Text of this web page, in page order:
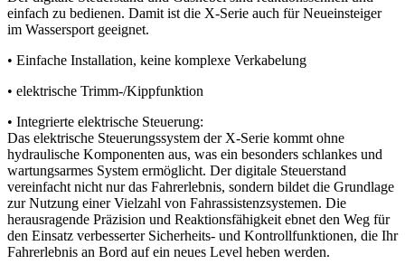
einfach zu bedienen. Damit ist die X-Serie auch für Neueinsteiger
im Wassersport geeignet.
• Einfache Installation, keine komplexe Verkabelung
• elektrische Trimm-/Kippfunktion
• Integrierte elektrische Steuerung:
Das elektrische Steuerungssystem der X-Serie kommt ohne
hydraulische Komponenten aus, was ein besonders schlankes und
wartungsarmes System ermöglicht. Der digitale Steuerstand
vereinfacht nicht nur das Fahrerlebnis, sondern bildet die Grundlage
zur Nutzung einer Vielzahl von Fahrassistenzsystemen. Die
herausragende Präzision und Reaktionsfähigkeit ebnet den Weg für
den Einsatz verbesserter Sicherheits- und Kontrollfunktionen, die Ihr
Fahrerlebnis an Bord auf ein neues Level heben werden.